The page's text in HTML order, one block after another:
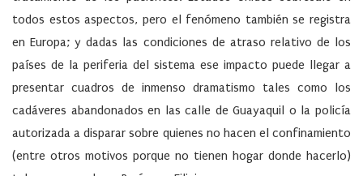
todos estos aspectos, pero el fenómeno también se registra
en Europa; y dadas las condiciones de atraso relativo de los
países de la periferia del sistema ese impacto puede llegar a
presentar cuadros de inmenso dramatismo tales como los
cadáveres abandonados en las calle de Guayaquil o la policía
autorizada a disparar sobre quienes no hacen el confinamiento
(entre otros motivos porque no tienen hogar donde hacerlo)